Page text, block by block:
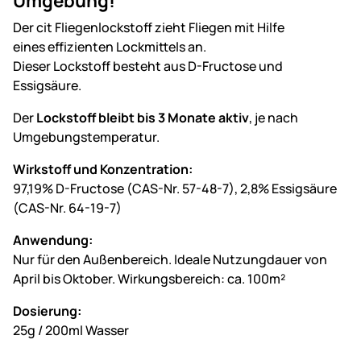
Der cit Fliegenlockstoff zieht Fliegen mit Hilfe
eines effizienten Lockmittels an.
Dieser Lockstoff besteht aus D-Fructose und
Essigsäure.
DerLockstoff bleibt bis 3 Monate aktiv, je nach
Umgebungstemperatur.
Wirkstoff und Konzentration:
97,19% D-Fructose (CAS-Nr. 57-48-7), 2,8% Essigsäure
(CAS-Nr. 64-19-7)
Anwendung:
Nur für den Außenbereich. Ideale Nutzungdauer von
April bis Oktober. Wirkungsbereich: ca. 100m²
Dosierung:
25g / 200ml Wasser